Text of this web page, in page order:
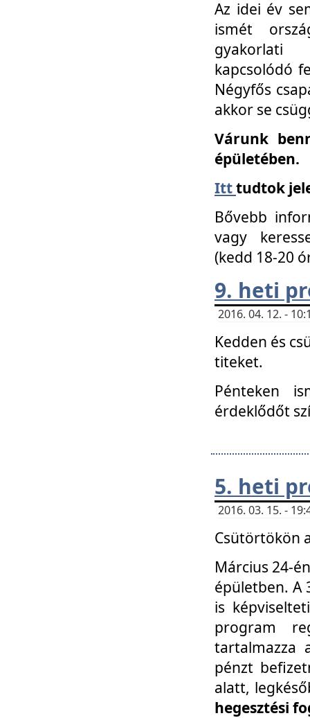
Az idei év
ismét
gyakorlati
kapcsolódó
Négyfős
akkor se
Várunk
épületében.
Itttudtok
Bővebb
vagy
(kedd 18-20
9. heti
2016. 04. 12. -
Kedden és
titeket.
Pénteken
érdeklődőt
5. heti
2016. 03. 15. -
Csütörtökön
Március 24-
épületben. A
is
program
tartalmazza
pénzt
alatt,
hegesztési